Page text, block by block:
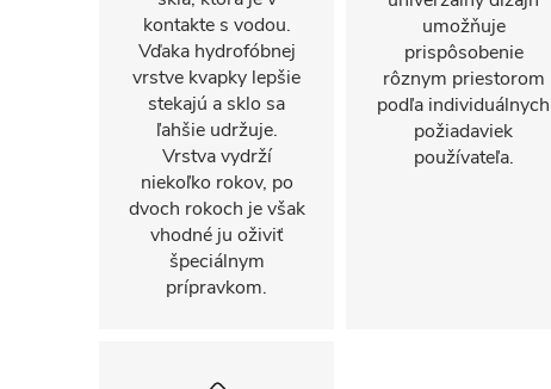
kontakte s vodou.
Vďaka hydrofóbnej
vrstve kvapky lepšie
stekajú a sklo sa
ľahšie udržuje.
Vrstva vydrží
niekoľko rokov, po
dvoch rokoch je však
vhodné ju oživiť
špeciálnym
prípravkom.
umožňuje
prispôsobenie
rôznym priestorom
podľa individuálnych
požiadaviek
používateľa.